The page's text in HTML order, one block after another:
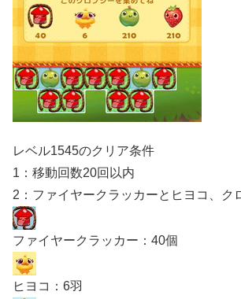
レベル1545のクリア条件
1：移動回数20回以内
2：ファイヤークラッカーとヒヨコ、ク
ファイヤークラッカー：40個
ヒヨコ：6羽